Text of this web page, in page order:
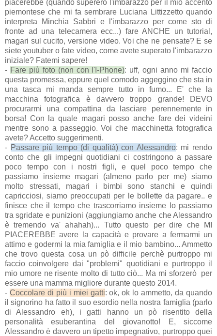
piacerebbe (quando supererò l'imbarazzo per il mio accento
piemontese che mi fa sembrare Luciana Littizzetto quando
interpreta Minchia Sabbri e l'imbarazzo per come sto di
fronte ad una telecamera ecc...) fare ANCHE un tutorial,
magari sul cucito, versione video. Voi che ne pensate? E se
siete youtuber o fate video, come avete superato l'imbarazzo
iniziale? Fatemi sapere!
- Fare più foto (non con l'I-Phone): uff, ogni anno mi faccio
questa promessa, eppure quel comodo aggeggino che sta in
una tasca mi manda sempre tutto in fumo... E' che la
macchina fotografica è davvero troppo grande! DEVO
procurarmi una compattina da lasciare perennemente in
borsa! Con la quale magari posso anche fare dei videini
mentre sono a passeggio. Voi che macchinetta fotografica
avete? Accetto suggerimenti.
- Passare più tempo (di qualità) con Alessandro: mi rendo
conto che gli impegni quotidiani ci costringono a passare
poco tempo con i nostri figli, e quel poco tempo che
passiamo insieme magari (almeno parlo per me) siamo
molto stressati, magari i bimbi sono stanchi e quindi
capricciosi, siamo preoccupati per le bollette da pagare.. e
finisce che il tempo che trascorriamo insieme lo passiamo
tra sgridate e punizioni (aggiungiamo anche che Alessandro
è tremendo va' ahahah)... Tutto questo per dire che MI
PIACEREBBE avere la capacità e provare a fermarmi un
attimo e godermi la mia famiglia e il mio bambino... Ammetto
che trovo questa cosa un pò difficile perchè purtroppo mi
faccio coinvolgere dai "problemi" quotidiani e purtroppo il
mio umore ne risente molto di tutto ciò... Ma mi sforzerò per
essere una mamma migliore durante questo 2014.
- Coccolare di più i miei gatti: ok, ok lo ammetto, da quando
il signorino ha fatto il suo esordio nella nostra famiglia (parlo
di Alessandro eh), i gatti hanno un pò risentito della
personalità esuberantina del giovanotto! E, siccome
Alessandro è davvero un tipetto impegnativo, purtroppo quei